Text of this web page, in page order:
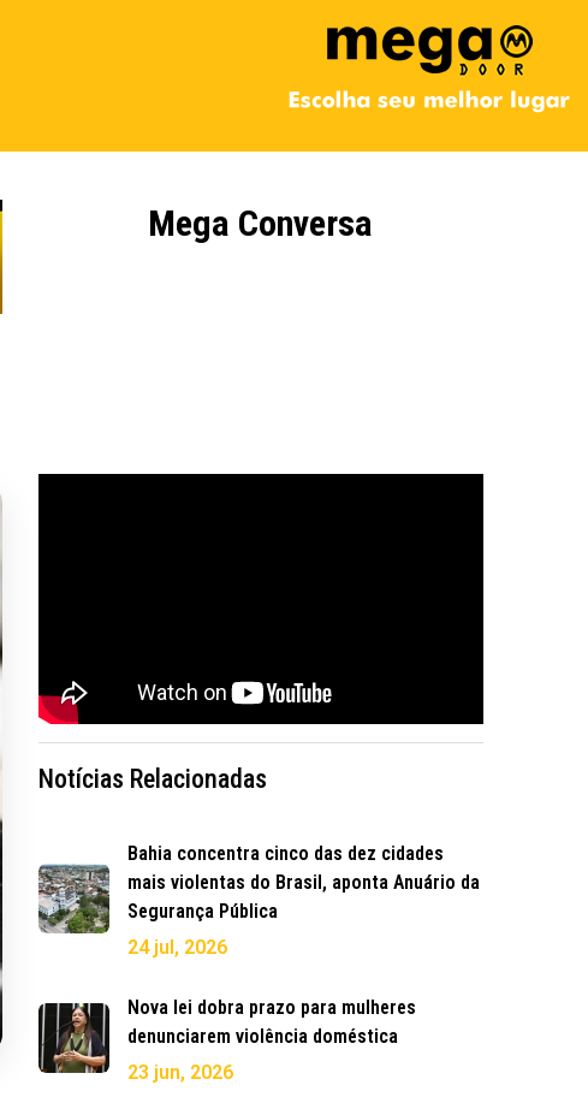
Mega Conversa
Notícias Relacionadas
Bahia concentra cinco das dez cidades
mais violentas do Brasil, aponta Anuário da
Segurança Pública
24 jul, 2026
Nova lei dobra prazo para mulheres
denunciarem violência doméstica
23 jun, 2026